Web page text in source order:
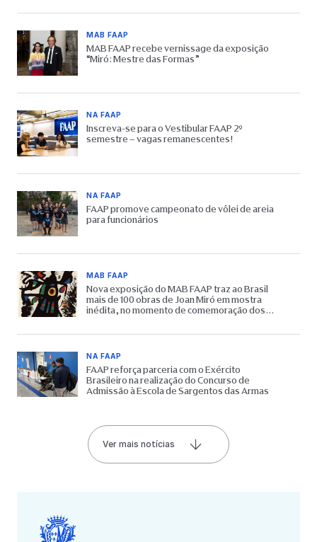
MAB FAAP
MAB FAAP recebe vernissage da exposição
“Miró: Mestre das Formas”
NA FAAP
Inscreva-se para o Vestibular FAAP 2º
semestre – vagas remanescentes!
NA FAAP
FAAP promove campeonato de vôlei de areia
para funcionários
MAB FAAP
Nova exposição do MAB FAAP traz ao Brasil
mais de 100 obras de Joan Miró em mostra
inédita, no momento de comemoração dos
NA FAAP
FAAP reforça parceria com o Exército
Brasileiro na realização do Concurso de
Admissão à Escola de Sargentos das Armas
Ver mais notícias